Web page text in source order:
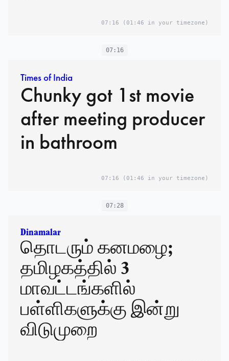
07:16 (01:46 in your timezone)
07:16
Times of India
Chunky got 1st movie
after meeting producer
in bathroom
07:16 (01:46 in your timezone)
07:28
Dinamalar
தொடரும் கனமழை;
தமிழகத்தில் 3
மாவட்டங்களில்
பள்ளிகளுக்கு இன்று
விடுமுறை